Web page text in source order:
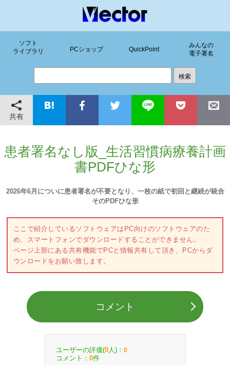
ソフト
ライブラリ
PCショップ QuickPoint
みんなの
電子署名
共有
患者署名なし版_生活習慣病療養計画
書PDFひな形
2026年6月についに患者署名が不要となり、一枚の紙で初回と継続が統合
そのPDFひな形
ここで紹介しているソフトウェアはPC向けのソフトウェアのた
め、スマートフォンでダウンロードすることができません。
ページ上部にある共有機能でPCと情報共有して頂き、PCからダ
ウンロードをお願い致します。
コメント
ユーザーの評価(0 人)： 0
コメント： 0件